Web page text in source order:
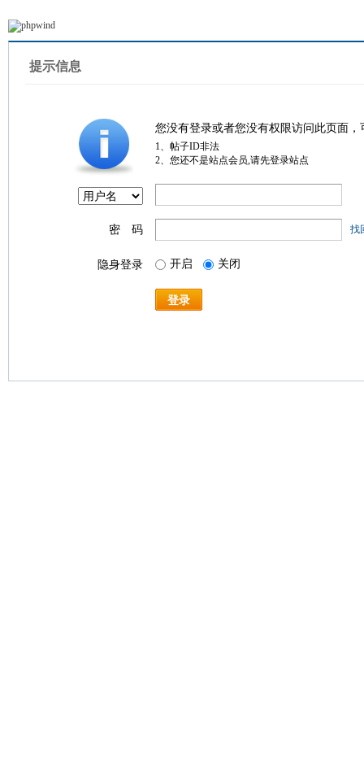
提示信息
您没有登录或者您没有权限访问此页面
1、帖子ID非法
2、您还不是站点会员,请先登录站点
密 码 找
隐身登录 开启 关闭
登录